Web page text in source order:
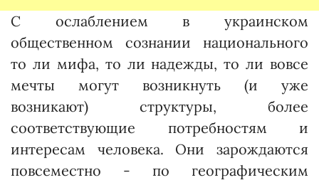
С ослаблением в украинском
общественном сознании национального
то ли мифа, то ли надежды, то ли вовсе
мечты могут возникнуть (и уже
возникают) структуры, более
соответствующие потребностям и
интересам человека. Они зарождаются
повсеместно - по географическим